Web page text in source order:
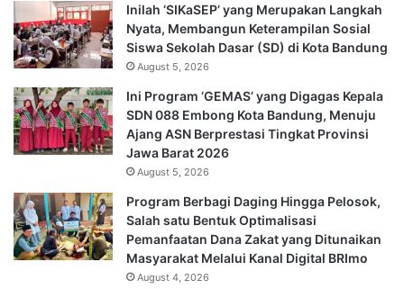
Inilah ‘SIKaSEP’ yang Merupakan Langkah
Nyata, Membangun Keterampilan Sosial
Siswa Sekolah Dasar (SD) di Kota Bandung
August 5, 2026
Ini Program ‘GEMAS’ yang Digagas Kepala
SDN 088 Embong Kota Bandung, Menuju
Ajang ASN Berprestasi Tingkat Provinsi
Jawa Barat 2026
August 5, 2026
Program Berbagi Daging Hingga Pelosok,
Salah satu Bentuk Optimalisasi
Pemanfaatan Dana Zakat yang Ditunaikan
Masyarakat Melalui Kanal Digital BRImo
August 4, 2026